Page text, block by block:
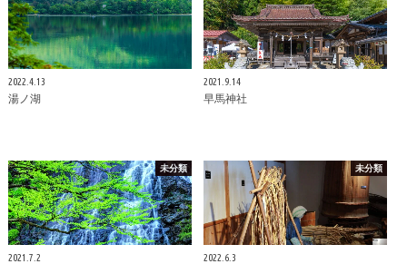
2022.4.13
湯ノ湖
2021.9.14
早馬神社
未分類
2021.7.2
未分類
2022.6.3